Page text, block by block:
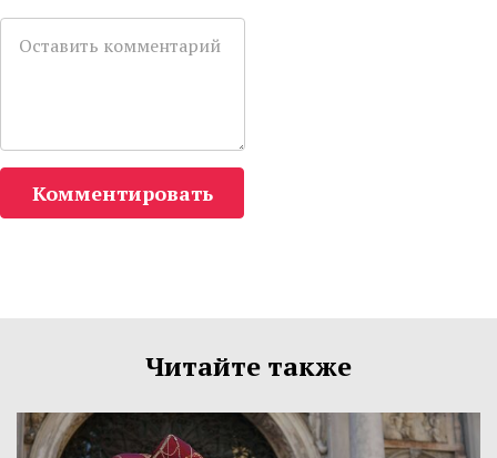
Комментировать
Читайте также